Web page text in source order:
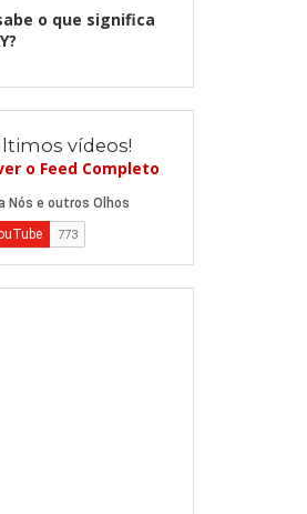
o que significa
vídeos!
o Feed Completo